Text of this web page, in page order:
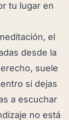
tu lugar en
el
desde la
suele
si dejas
a escuchar
no está